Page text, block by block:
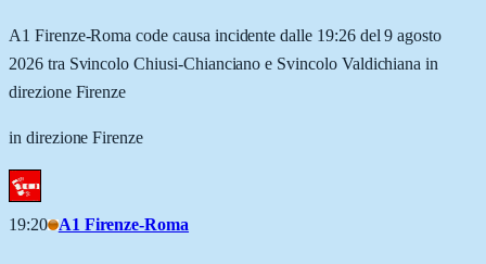
A1 Firenze-Roma code causa incidente dalle 19:26 del 9 agosto
2026 tra Svincolo Chiusi-Chianciano e Svincolo Valdichiana in
direzione Firenze
in direzione Firenze
19:20 A1 Firenze-Roma